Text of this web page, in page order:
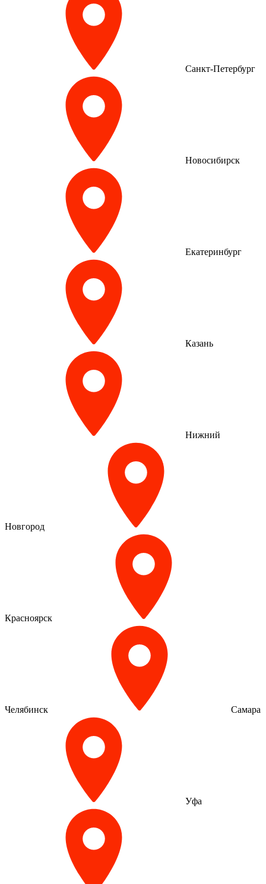
Санкт-Петербург
Новосибирск
Екатеринбург
Казань
Нижний
Новгород
Красноярск
Челябинск Самара
Уфа